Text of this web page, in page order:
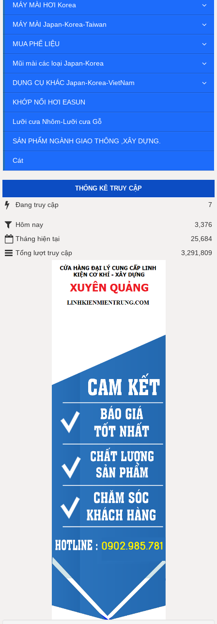
MÁY MÀI HƠI Korea
MÁY MÀI Japan-Korea-Taiwan
MUA PHẾ LIỆU
Mũi mài các loại Japan-Korea
DỤNG CỤ KHÁC Japan-Korea-VietNam
KHỚP NỐI HƠI EASUN
Lưỡi cưa Nhôm-Lưỡi cưa Gỗ
SẢN PHẨM NGÀNH GIAO THÔNG ,XÂY DỰNG.
Cát
THỐNG KÊ TRUY CẬP
Đang truy cập 7
Hôm nay
3,376
Tháng hiện tại
25,684
Tổng lượt truy cập
3,291,809